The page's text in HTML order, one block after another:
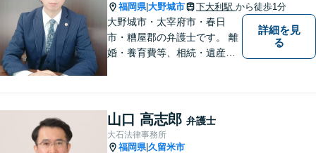
福岡県|大野城市 下大利駅 から徒歩1分
大野城市・太宰府市・春日
市・糟屋郡の弁護士です。 離
婚・養育費等、相続・遺産分
料相談あり。出張相談あり。
２０時まで営業。福岡県全域
と周辺対応。
詳細を見
る
山口 高志郎 弁護士
大石法律事務所
福岡県|久留米市